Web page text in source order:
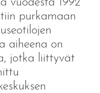
purkamaan
aiheena on
jotka liittyvät